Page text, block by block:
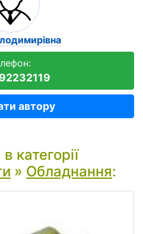
автору
категорії
» Обладнання: